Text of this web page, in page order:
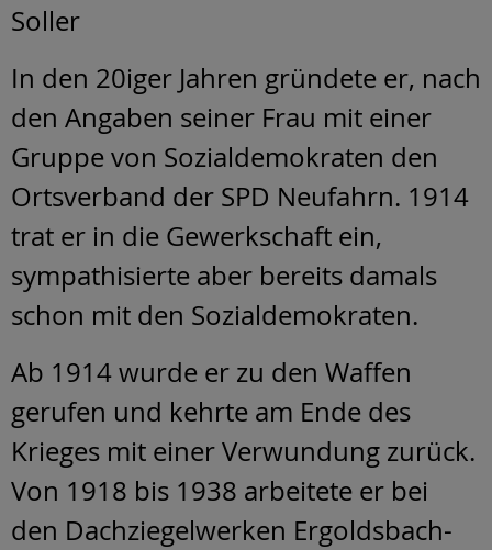
Soller
In den 20iger Jahren gründete er, nach
den Angaben seiner Frau mit einer
Gruppe von Sozialdemokraten den
Ortsverband der SPD Neufahrn. 1914
trat er in die Gewerkschaft ein,
sympathisierte aber bereits damals
schon mit den Sozialdemokraten.
Ab 1914 wurde er zu den Waffen
gerufen und kehrte am Ende des
Krieges mit einer Verwundung zurück.
Von 1918 bis 1938 arbeitete er bei
den Dachziegelwerken Ergoldsbach-